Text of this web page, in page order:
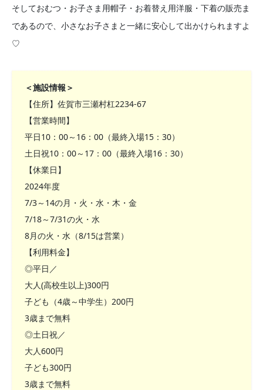
そしておむつ・お子さま用帽子・お着替え用洋服・下着の販売ま
であるので、小さなお子さまと一緒に安心して出かけられますよ
♡
＜施設情報＞
【住所】佐賀市三瀬村杠2234-67
【営業時間】
平日10：00～16：00（最終入場15：30）
土日祝10：00～17：00（最終入場16：30）
【休業日】
2024年度
7/3～14の月・火・水・木・金
7/18～7/31の火・水
8月の火・水（8/15は営業）
【利用料金】
◎平日／
大人(高校生以上)300円
子ども（4歳～中学生）200円
3歳まで無料
◎土日祝／
大人600円
子ども300円
3歳まで無料